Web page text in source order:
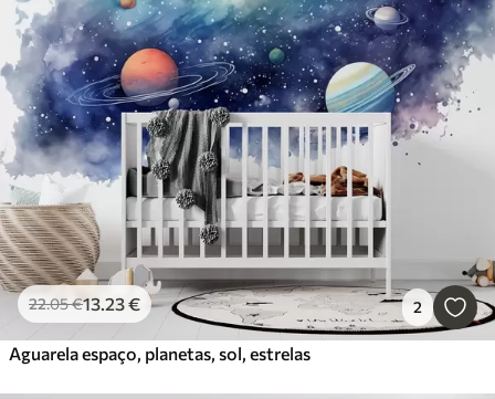
22.05€13.23€ 2
Aguarela espaço, planetas, sol, estrelas